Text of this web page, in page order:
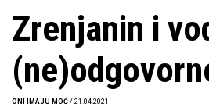
Zrenjanin i
ONI IMAJU MOĆ / 21.04.2021